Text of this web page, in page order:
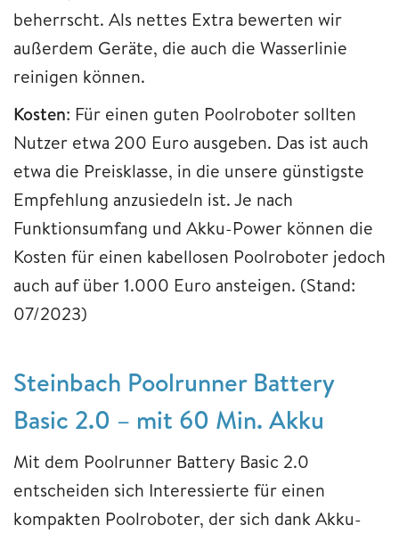
beherrscht. Als nettes Extra bewerten wir
außerdem Geräte, die auch die Wasserlinie
reinigen können.
Kosten: Für einen guten Poolroboter sollten
Nutzer etwa 200 Euro ausgeben. Das ist auch
etwa die Preisklasse, in die unsere günstigste
Empfehlung anzusiedeln ist. Je nach
Funktionsumfang und Akku-Power können die
Kosten für einen kabellosen Poolroboter jedoch
auch auf über 1.000 Euro ansteigen. (Stand:
07/2023)
Steinbach Poolrunner Battery
Basic 2.0 – mit 60 Min. Akku
Mit dem Poolrunner Battery Basic 2.0
entscheiden sich Interessierte für einen
kompakten Poolroboter, der sich dank Akku-